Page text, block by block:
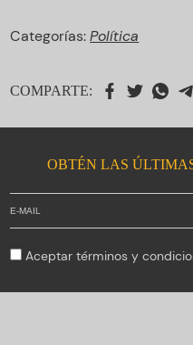
Categorías:Política
COMPARTE:
OBTÉN LAS
Aceptartérminos y